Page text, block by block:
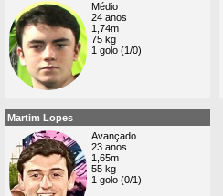
Médio
24 anos
1,74m
75 kg
1 golo (1/0)
Martim Lopes
Avançado
23 anos
1,65m
55 kg
1 golo (0/1)